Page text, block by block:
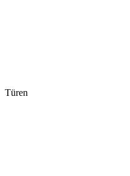
Türen